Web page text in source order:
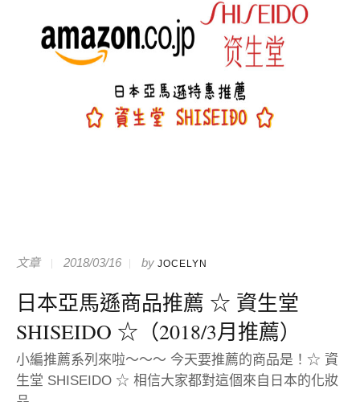
文章 2018/03/16 by JOCELYN
日本亞馬遜商品推薦 ☆ 資生堂
SHISEIDO ☆（2018/3月推薦）
小編推薦系列來啦～～～ 今天要推薦的商品是！☆ 資
生堂 SHISEIDO ☆ 相信大家都對這個來自日本的化妝